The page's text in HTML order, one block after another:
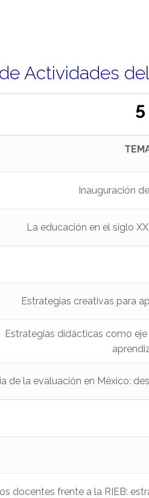
Actividades
Inauguración
La educación en el siglo
Estrategias creativas para
Estrategias didácticas como
de la evaluación en México:
docentes frente a la RIEB: